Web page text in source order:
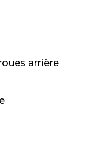
arrière